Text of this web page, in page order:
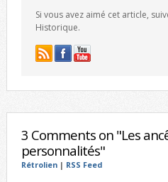
Si vous avez aimé cet article,
Historique.
3 Comments on "Les
personnalités"
Rétrolien| RSS Feed